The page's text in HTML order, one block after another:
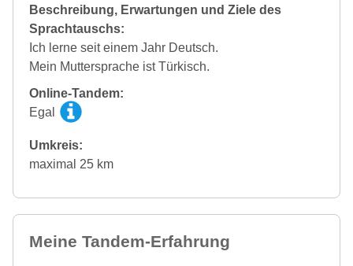
Beschreibung, Erwartungen und Ziele des
Sprachtauschs:
Ich lerne seit einem Jahr Deutsch.
Mein Muttersprache ist Türkisch.
Online-Tandem:
Egal
Umkreis:
maximal 25 km
Meine Tandem-Erfahrung